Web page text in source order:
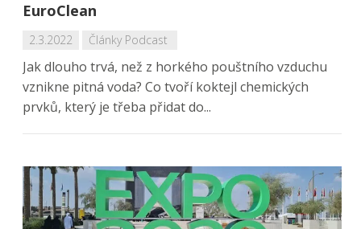
EuroClean
2.3.2022 Články Podcast
Jak dlouho trvá, než z horkého pouštního vzduchu
vznikne pitná voda? Co tvoří koktejl chemických
prvků, který je třeba přidat do...